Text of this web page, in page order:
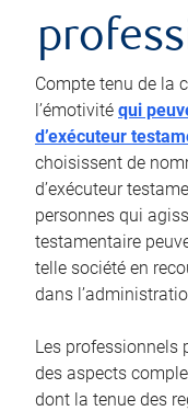
Compte tenu de la
l’émotivité qui
d’exécuteur
choisissent de
d’exécuteur
personnes qui
testamentaire
telle société en
dans
Les professionnels
des aspects
dont la tenue des